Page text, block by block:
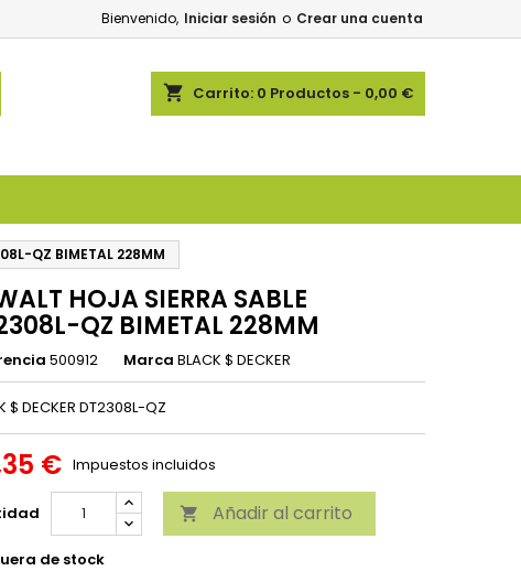
Bienvenido, Iniciar sesión o Crear una cuenta
shopping_cart Carrito: 0 Productos - 0,00 €
QZ BIMETAL 228MM
HOJA SIERRA SABLE
QZ BIMETAL 228MM
500912 Marca BLACK $ DECKER
$ DECKER DT2308L-QZ
€ Impuestos incluidos
 Añadir al carrito
de stock